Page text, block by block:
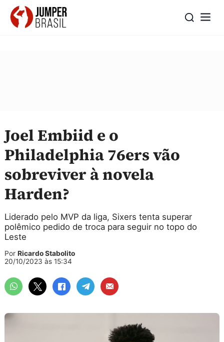
Joel Embiid e o
Philadelphia 76ers vão
sobreviver à novela
Harden?
Liderado pelo MVP da liga, Sixers tenta superar
polêmico pedido de troca para seguir no topo do
Leste
Por Ricardo Stabolito
20/10/2023 às 15:34